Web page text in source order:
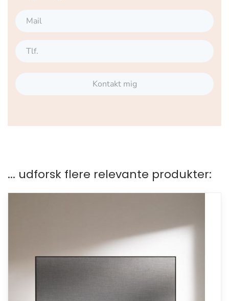
Kontakt mig
... udforsk flere relevante produkter: